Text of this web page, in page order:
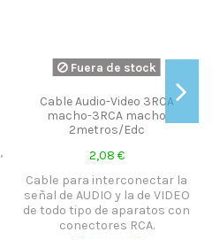
Fuera de stock
macho-3RCA macho
2metros/Edc
Cable para interconectar la
señal de AUDIO y la de VIDEO
de todo tipo de aparatos con
conectores RCA.